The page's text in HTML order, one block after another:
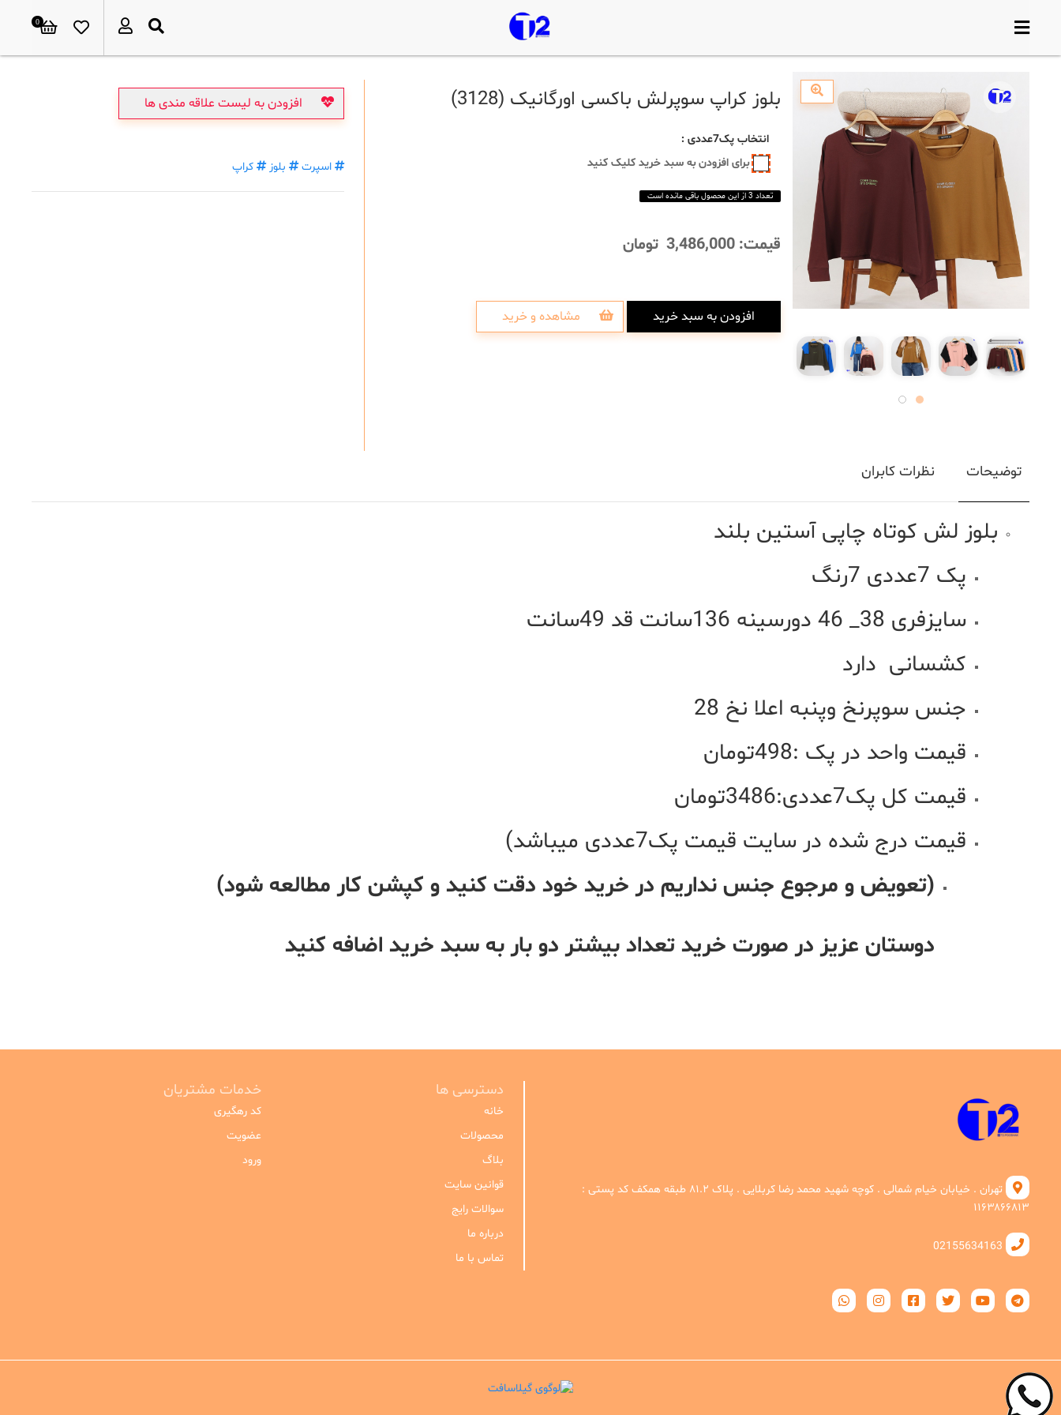
0
بلوز کراپ سوپرلش باکسی اورگانیک (3128)
انتخاب پک7عددی
:
برای افزودن به سبد خرید کلیک کنید
تعداد 3 از این محصول باقی مانده است
قیمت: 3,486,000 تومان
افزودن به سبد خرید مشاهده و خرید
افزودن به لیست علاقه مندی ها
اسپرت بلوز کراپ
توضیحات نظرات کابران
بلوز لش کوتاه چاپی آستین بلند
پک 7عددی 7رنگ
سایزفری 38_ 46 دورسینه 136سانت قد 49سانت
کشسانی دارد
جنس سوپرنخ وپنبه اعلا نخ 28
قیمت واحد در پک :498تومان
قیمت کل پک7عددی:3486تومان
قیمت درج شده در سایت قیمت پک7عددی میباشد)
(تعویض و مرجوع جنس نداریم در خرید خود دقت کنید و کپشن کار مطالعه شود)
دوستان عزیز در صورت خرید تعداد بیشتر دو بار به سبد خرید اضافه کنید
تهران . خیابان خیام شمالی . کوچه شهید محمد رضا کربلایی . پلاک ۸۱.۲ طبقه همکف کد پستی :
۱۱۶۳۸۶۶۸۱۳
02155634163
دسترسی ها
خانه
محصولات
بلاگ
قوانین سایت
سوالات رایج
درباره ما
تماس با ما
خدمات مشتریان
کد رهگیری
عضویت
ورود